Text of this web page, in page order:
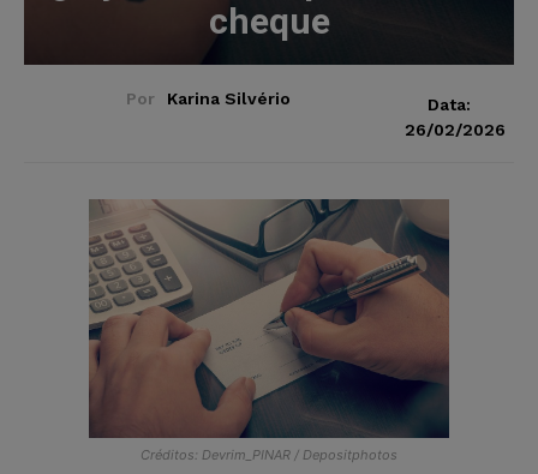
cheque
Por Karina Silvério
Data:
26/02/2026
Créditos: Devrim_PINAR / Depositphotos